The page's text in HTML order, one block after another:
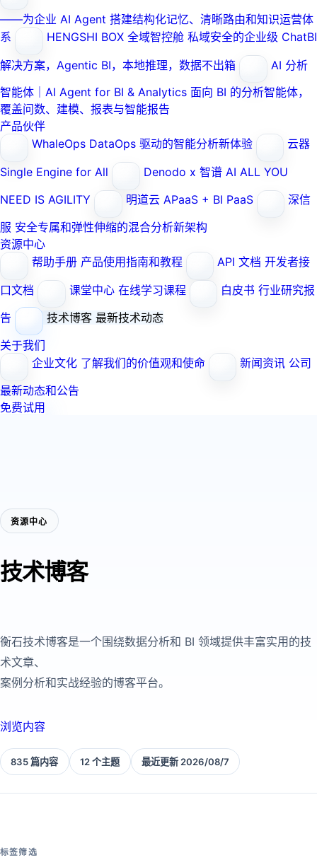
——为企业 AI Agent 搭建结构化记忆、清晰路由和知识运营体
系
HENGSHI BOX 全域智控舱 私域安全的企业级 ChatBI
解决方案，Agentic BI，本地推理，数据不出箱
AI 分析
智能体｜AI Agent for BI & Analytics 面向 BI 的分析智能体，
覆盖问数、建模、报表与智能报告
产品伙伴
WhaleOps DataOps 驱动的智能分析新体验
云器
Single Engine for All
Denodo x 智谱 AI ALL YOU
NEED IS AGILITY
明道云 APaaS + BI PaaS
深信
服 安全专属和弹性伸缩的混合分析新架构
资源中心
帮助手册 产品使用指南和教程 API 文档 开发者接
口文档
课堂中心 在线学习课程 白皮书 行业研究报
告
技术博客 最新技术动态
关于我们
企业文化 了解我们的价值观和使命 新闻资讯 公司
最新动态和公告
免费试用
资源中心
技术博客
衡石技术博客是一个围绕数据分析和 BI 领域提供丰富实用的技
术文章、
案例分析和实战经验的博客平台。
浏览内容
835 篇内容 12 个主题 最近更新 2026/08/7
标签筛选